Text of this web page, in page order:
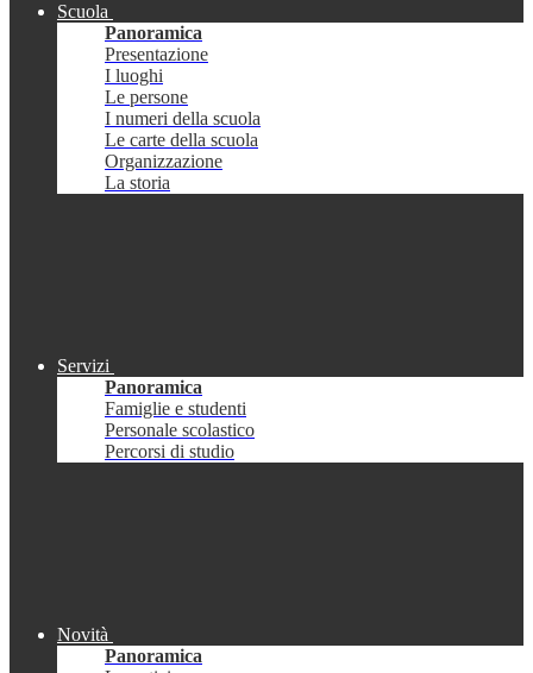
Scuola
Panoramica
Presentazione
I luoghi
Le persone
I numeri della scuola
Le carte della scuola
Organizzazione
La storia
Servizi
Panoramica
Famiglie e studenti
Personale scolastico
Percorsi di studio
Novità
Panoramica